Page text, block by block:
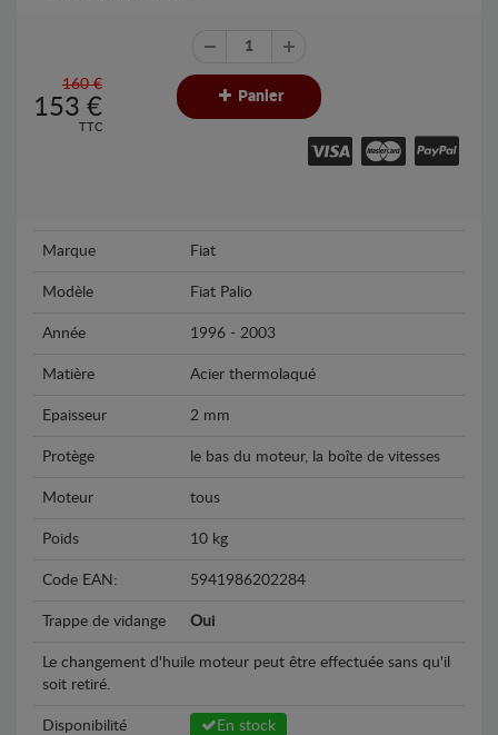
160 €
153 €
TTC
Panier
Marque Fiat
Modèle Fiat Palio
Année 1996 - 2003
Matière Acier thermolaqué
Epaisseur 2 mm
Protège le bas du moteur, la boîte de vitesses
Moteur tous
Poids 10 kg
Code EAN: 5941986202284
Trappe de vidange Oui
Le changement d'huile moteur peut être effectuée sans qu'il
soit retiré.
Disponibilité En stock